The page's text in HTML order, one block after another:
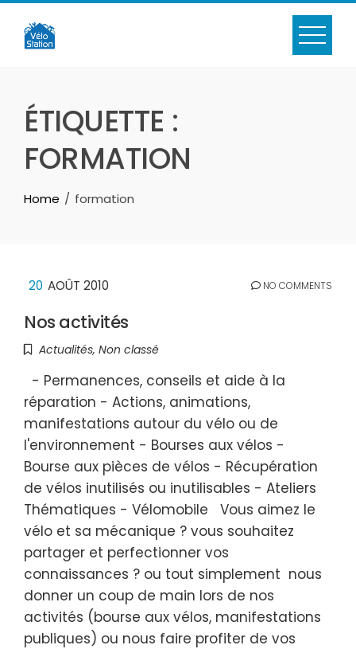
Skip
content
ÉTIQUETTE :
FORMATION
Home formation
20 AOÛT 2010 NO COMMENTS
Nos activités
Actualités, Non classé
- Permanences, conseils et aide à la
réparation - Actions, animations,
manifestations autour du vélo ou de
l'environnement - Bourses aux vélos -
Bourse aux pièces de vélos - Récupération
de vélos inutilisés ou inutilisables - Ateliers
Thématiques - Vélomobile Vous aimez le
vélo et sa mécanique ? vous souhaitez
partager et perfectionner vos
connaissances ? ou tout simplement nous
donner un coup de main lors de nos
activités (bourse aux vélos, manifestations
publiques) ou nous faire profiter de vos